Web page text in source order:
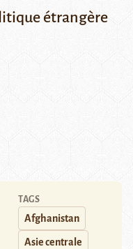
étrangère
TAGS
Afghanistan
Asie centrale